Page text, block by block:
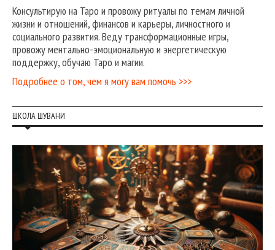
Консультирую на Таро и провожу ритуалы по темам личной
жизни и отношений, финансов и карьеры, личностного и
социального развития. Веду трансформационные игры,
провожу ментально-эмоциональную и энергетическую
поддержку, обучаю Таро и магии.
Подробнее о том, чем я могу вам помочь >>>
ШКОЛА ШУВАНИ